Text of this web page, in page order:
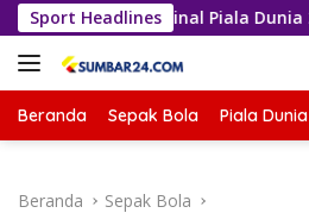
Langsung
ke
konten
Sport Headlines
ke Final Piala Dunia 2026
Beranda Sepak Bola Piala Dunia
Beranda Sepak Bola